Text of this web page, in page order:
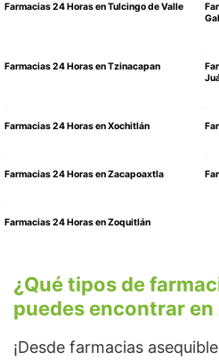
Farmacias 24 Horas en Tulcingo de Valle
Farmacias 24 Horas en Tzinacapan
Farmacias 24 Horas en Xochitlán
Farmacias 24 Horas en Zacapoaxtla
Farmacias 24 Horas en Zoquitlán
¿Qué tipos de
puedes encontrar
¡Desde farmacias